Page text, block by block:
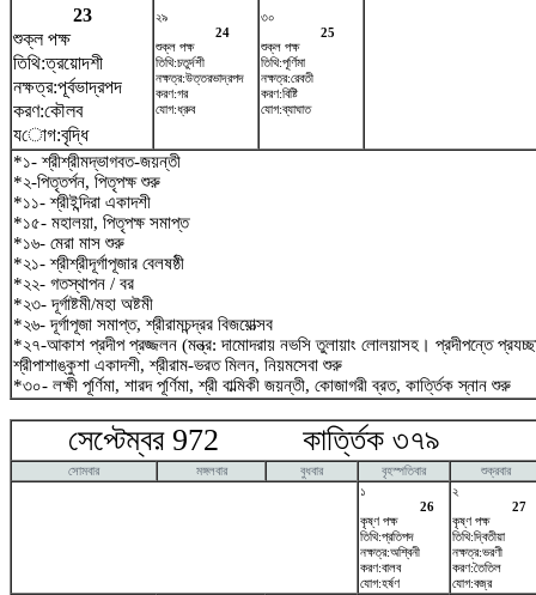
23
শুক্ল পক্ষ
তিথি:ত্রয়োদশী
নক্ষত্র:পূর্বভাদ্রপদ
করণ:কৌলব
যোগ:বৃদ্ধি
২৯
24
শুক্ল পক্ষ
তিথি:চতুর্দশী
নক্ষত্র:উত্তরভাদ্রপদ
করণ:গর
যোগ:ধ্রুব
৩০
25
শুক্ল পক্ষ
তিথি:পূর্ণিমা
নক্ষত্র:রেবতী
করণ:বিষ্টি
যোগ:ব্যাঘাত
*১- শ্রীশ্রীমদ্ভাগবত-জয়ন্তী
*২-পিতৃতর্পন, পিতৃপক্ষ শুরু
*১১- শ্রীইন্দিরা একাদশী
*১৫- মহালয়া, পিতৃপক্ষ সমাপ্ত
*১৬- মেরা মাস শুরু
*২১- শ্রীশ্রীদূর্গাপূজার বেলষষ্ঠী
*২২- গতস্থাপন / বর
*২৩- দূর্গাষ্টমী/মহা অষ্টমী
*২৬- দূর্গাপূজা সমাপ্ত, শ্রীরামচন্দ্রর বিজয়োত্সব
*২৭-আকাশ প্রদীপ প্রজ্জলন (মন্ত্র: দামোদরায় নভসি তুলায়াং লোলয়াসহ। প্রদীপন্তে
শ্রীপাশাঙ্কুশা একাদশী, শ্রীরাম-ভরত মিলন, নিয়মসেবা শুরু
*৩০- লক্ষী পূর্ণিমা, শারদ পূর্ণিমা, শ্রী বাল্মিকী জয়ন্তী, কোজাগরী ব্রত, কার্ত্তিক স্নান শুরু
সেপ্টেম্বর 972 কার্ত্তিক ৩৭৯
সোমবার মঙ্গলবার বুধবার বৃহস্পতিবার
শুক্রবার
১
26
কৃষ্ণ পক্ষ
তিথি:প্রতিপদ
নক্ষত্র:অশ্বিনী
করণ:বালব
যোগ:হর্ষণ
২
27
কৃষ্ণ পক্ষ
তিথি:দ্বিতীয়া
নক্ষত্র:ভরণী
করণ:তৈতিল
যোগ:বজ্র